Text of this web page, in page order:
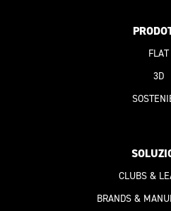
FLAT
3D
CLUBS &
BRANDS &